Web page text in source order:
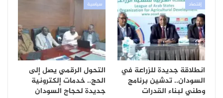
إقتصاد
انطلاقة جديدة للزراعة في
السودان.. تدشين برنامج
وطني لبناء القدرات
سياسية
التحول الرقمي يصل إلى
الحج.. خدمات إلكترونية
جديدة لحجاج السودان